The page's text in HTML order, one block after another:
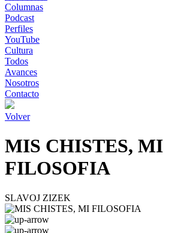
Columnas
Podcast
Perfiles
YouTube
Cultura
Todos
Avances
Nosotros
Contacto
Volver
MIS CHISTES, MI
FILOSOFIA
SLAVOJ ZIZEK